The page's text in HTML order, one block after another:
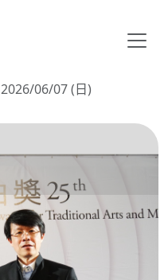
2026/06/07 (日)